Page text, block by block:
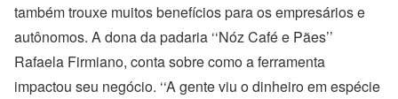
também trouxe muitos benefícios para os empresários e
autônomos. A dona da padaria ‘‘Nóz Café e Pães’’
Rafaela Firmiano, conta sobre como a ferramenta
impactou seu negócio. ‘‘A gente viu o dinheiro em espécie